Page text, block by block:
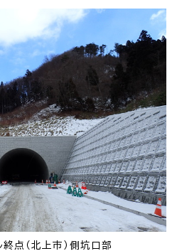
点（北上市）側坑口部